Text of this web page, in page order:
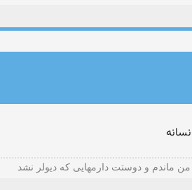
و دوستت دارمهایی که دیولر نشد